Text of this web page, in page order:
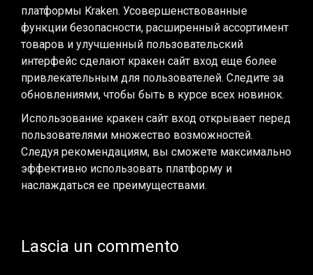
платформы Kraken. Усовершенствованные
функции безопасности, расширенный ассортимент
товаров и улучшенный пользовательский
интерфейс сделают кракен сайт вход еще более
привлекательным для пользователей. Следите за
обновлениями, чтобы быть в курсе всех новинок.
Использование кракен сайт вход открывает перед
пользователями множество возможностей.
Следуя рекомендациям, вы сможете максимально
эффективно использовать платформу и
наслаждаться ее преимуществами.
Lascia un commento